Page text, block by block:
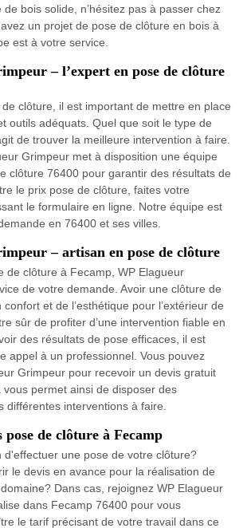
bois solide, n’hésitez pas à passer chez
un projet de pose de clôture en bois à
est à votre service.
– l’expert en pose de clôture
clôture, il est important de mettre en place
outils adéquats. Quel que soit le type de
de trouver la meilleure intervention à faire.
Grimpeur met à disposition une équipe
clôture 76400 pour garantir des résultats de
le prix pose de clôture, faites votre
le formulaire en ligne. Notre équipe est
en 76400 et ses villes.
– artisan en pose de clôture
de clôture à Fecamp, WP Elagueur
de votre demande. Avoir une clôture de
confort et de l’esthétique pour l’extérieur de
sûr de profiter d’une intervention fiable en
des résultats de pose efficaces, il est
appel à un professionnel. Vous pouvez
Grimpeur pour recevoir un devis gratuit
permet ainsi de disposer des
différentes interventions à faire.
pose de clôture à Fecamp
d'effectuer une pose de votre clôture?
le devis en avance pour la réalisation de
Dans cas, rejoignez WP Elagueur
dans Fecamp 76400 pour vous
le tarif précisant de votre travail dans ce